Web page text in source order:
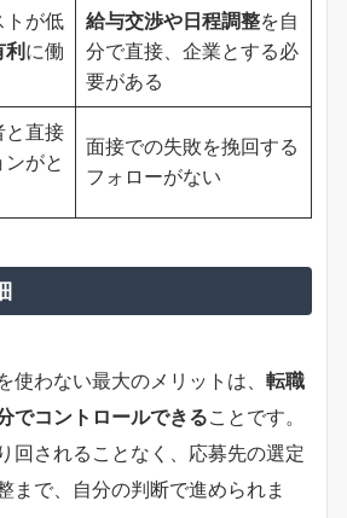
トが低
に働
給与交渉や日程調整を自
分で直接、企業とする必
要がある
と直接
がと
面接での失敗を挽回する
フォローがない
使わない最大のメリットは、 転職
でコントロールできることです。
回されることなく、応募先の選定
まで、自分の判断で進められま